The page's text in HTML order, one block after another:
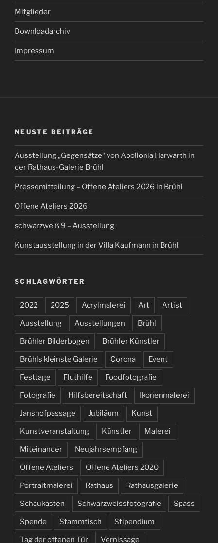
Mitglieder
Downloadarchiv
Impressum
NEUSTE BEITRÄGE
Ausstellung „Gegensätze“ von Apollonia Harwarth in
der Rathaus-Galerie Brühl
Pressemitteilung – Offene Ateliers 2026 in Brühl
Offene Ateliers 2026
schwarzweiß 9 – Ausstellung
Kunstausstellung in der Villa Kaufmann in Brühl
SCHLAGWÖRTER
2022 2025 Acrylmalerei Art Artist
Ausstellung Ausstellungen Brühl
Brühler Bilderbogen Brühler Künstler
Brühls kleinste Galerie Corona Event
Festtage Fluthilfe Foodfotografie
Fotografie Hilfsbereitschaft Ikonenmalerei
Janshofpassage Jubiläum Kunst
Kunstveranstaltung Künstler Malerei
Miteinander Neujahrsempfang
Offene Ateliers Offene Ateliers 2020
Portraitmalerei Rathaus Rathausgalerie
Schaukasten Schwarzweissfotografie Spass
Spende Stammtisch Stipendium
Tag der offenen Tür Vernissage